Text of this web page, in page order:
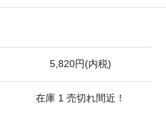
5,820円(内税)
在庫 1 売切れ間近！